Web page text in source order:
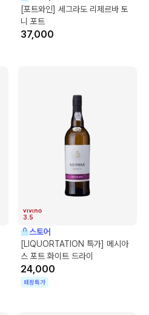
[포트와인] 세그라도 리제르바 토
니 포트
37,000
3.5
스토어
[LIQUORTATION 특가] 메시아
스 포트 화이트 드라이
24,000
매장특가